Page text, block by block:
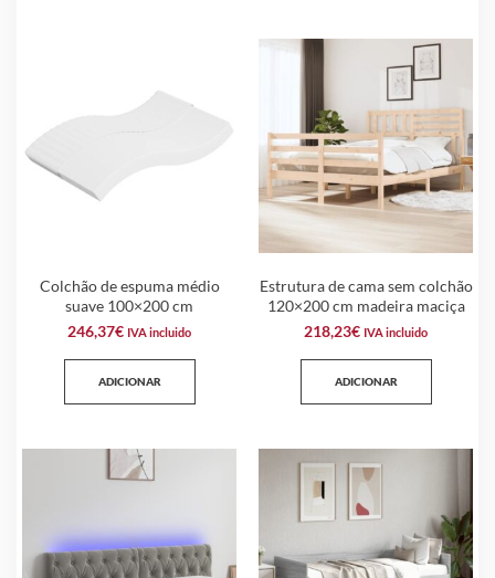
Colchão de espuma médio
suave 100×200 cm
246,37€ IVA incluido
ADICIONAR
Estrutura de cama sem colchão
120×200 cm madeira maciça
218,23€ IVA incluido
ADICIONAR